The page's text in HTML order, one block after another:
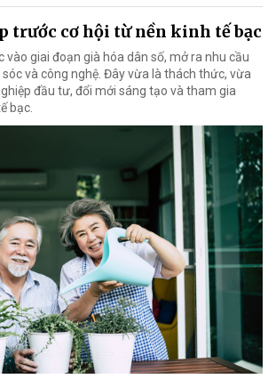
trước cơ hội từ nền kinh tế bạc
vào giai đoạn già hóa dân số, mở ra nhu cầu
sóc và công nghệ. Đây vừa là thách thức, vừa
đầu tư, đổi mới sáng tạo và tham gia
bạc.